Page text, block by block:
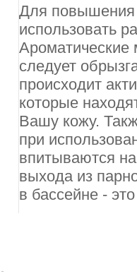
Для повышения
использовать
Ароматические
следует
происходит
которые
Вашу кожу.
при
впитываются
выхода из
в бассейне -